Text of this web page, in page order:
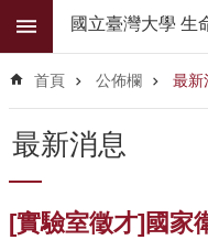
跳到主要內容區塊
階
尋
公
佈
欄
國立臺灣大學 生
首頁 公佈欄 最新
最新消息
[實驗室徵才]國家